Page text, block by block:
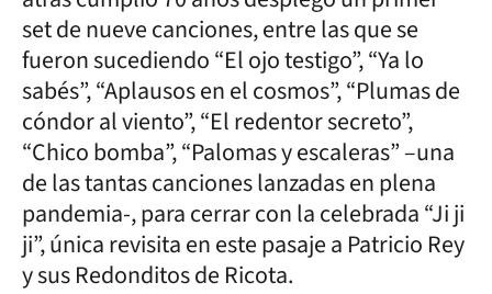
set de nueve canciones, entre las que se
fueron sucediendo “El ojo testigo”, “Ya lo
sabés”, “Aplausos en el cosmos”, “Plumas de
cóndor al viento”, “El redentor secreto”,
“Chico bomba”, “Palomas y escaleras” –una
de las tantas canciones lanzadas en plena
pandemia-, para cerrar con la celebrada “Ji ji
ji”, única revisita en este pasaje a Patricio Rey
y sus Redonditos de Ricota.